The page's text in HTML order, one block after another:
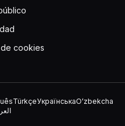
cookies
TürkçeУкраїнськаOʻzbekcha